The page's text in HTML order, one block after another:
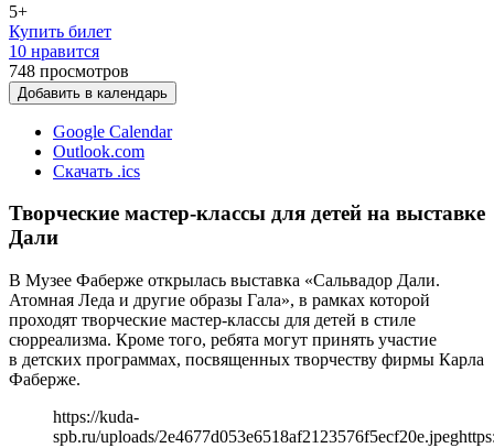
5+
Купить билет
10 нравится
748 просмотров
Добавить в календарь
Google Calendar
Outlook.com
Скачать .ics
Творческие мастер-классы для детей на выставке
Дали
В Музее Фаберже открылась выставка «Сальвадор Дали.
Атомная Леда и другие образы Гала», в рамках которой
проходят творческие мастер-классы для детей в стиле
сюрреализма. Кроме того, ребята могут принять участие
в детских программах, посвященных творчеству фирмы Карла
Фаберже.
https://kuda-
spb.ru/uploads/2e4677d053e6518af2123576f5ecf20e.jpeg